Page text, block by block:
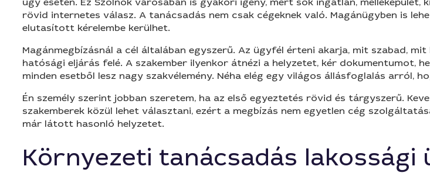
rövid internetes válasz. A tanácsadás nem csak cégeknek való. Magánügyben is
elutasított kérelembe kerülhet.
Magánmegbízásnál a cél általában egyszerű. Az ügyfél érteni akarja, mit szabad,
hatósági eljárás felé. A szakember ilyenkor átnézi a helyzetet, kér dokumentumot,
minden esetből lesz nagy szakvélemény. Néha elég egy világos állásfoglalás arról,
Én személy szerint jobban szeretem, ha az első egyeztetés rövid és tárgyszerű.
szakemberek közül lehet választani, ezért a megbízás nem egyetlen cég
már látott hasonló helyzetet.
Környezeti tanácsadás lakossági